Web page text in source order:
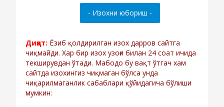
Диққат: Ёзиб қолдирилган изох дарров сайтга
чиқмайди. Хар бир изох узоғи билан 24 соат ичида
текширувдан ўтади. Мабодо бу вақт ўтгач хам
сайтда изохингиз чиқмаган бўлса унда
чиқарилмаганлик сабаблари қўйидагича бўлиши
мумкин: